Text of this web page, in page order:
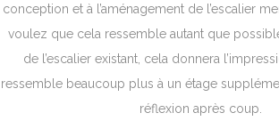
conception et à l’aménagement de l’escalier
voulez que cela ressemble autant que
de l’escalier existant, cela donnera
ressemble beaucoup plus à un étage
réflexion après coup.